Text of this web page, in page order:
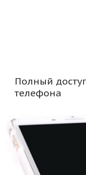
Полный
телефона